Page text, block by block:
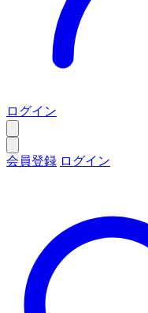
ログイン
会員登録 ログイン